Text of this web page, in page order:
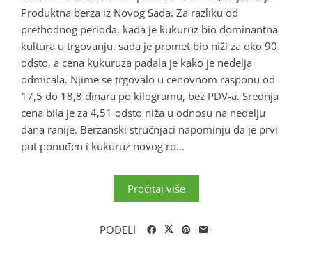
Produktna berza iz Novog Sada. Za razliku od
prethodnog perioda, kada je kukuruz bio dominantna
kultura u trgovanju, sada je promet bio niži za oko 90
odsto, a cena kukuruza padala je kako je nedelja
odmicala. Njime se trgovalo u cenovnom rasponu od
17,5 do 18,8 dinara po kilogramu, bez PDV-a. Srednja
cena bila je za 4,51 odsto niža u odnosu na nedelju
dana ranije. Berzanski stručnjaci napominju da je prvi
put ponuđen i kukuruz novog ro...
Pročitaj više
PODELI